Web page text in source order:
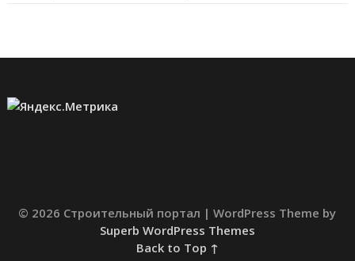
© 2026 Строительный портал | WordPress Theme by
Superb WordPress Themes
Back to Top ↑